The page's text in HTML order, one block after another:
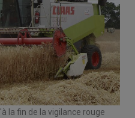
la fin de la vigilance rouge